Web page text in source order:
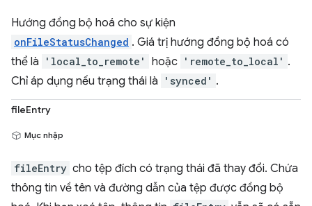
Hướng đồng bộ hoá cho sự kiện
onFileStatusChanged . Giá trị hướng đồng bộ hoá có
thể là
'local_to_remote' hoặc 'remote_to_local' .
Chỉ áp dụng nếu trạng thái là
'synced' .
fileEntry
Mục nhập
fileEntry cho tệp đích có trạng thái đã thay đổi. Chứa
thông tin về tên và đường dẫn của tệp được đồng bộ